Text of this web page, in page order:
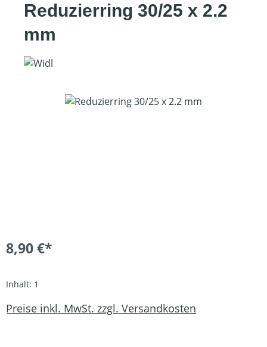
Reduzierring 30/25 x 2.2
mm
Bildergalerie überspringen
8,90 €*
Inhalt: 1
Preise inkl. MwSt. zzgl. Versandkosten